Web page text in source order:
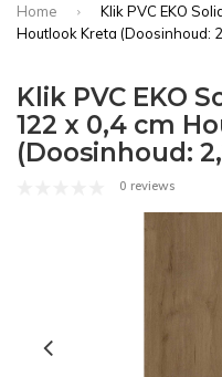
Home
Klik PVC EKO
Houtlook Kreta (Doosinhoud:
Klik PVC EKO
122 x 0,4 cm
(Doosinhoud:
0 reviews